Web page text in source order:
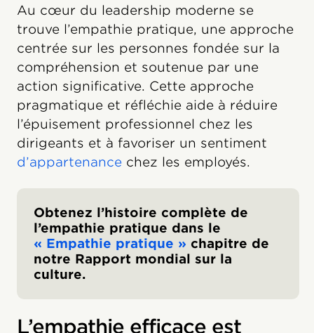
Au cœur du leadership moderne se
trouve l’empathie pratique, une approche
centrée sur les personnes fondée sur la
compréhension et soutenue par une
action significative. Cette approche
pragmatique et réfléchie aide à réduire
l’épuisement professionnel chez les
dirigeants et à favoriser un sentiment
d’appartenance chez les employés.
Obtenez l’histoire complète de
l’empathie pratique dans le
« Empathie pratique » chapitre de
notre Rapport mondial sur la
culture.
L’empathie efficace est